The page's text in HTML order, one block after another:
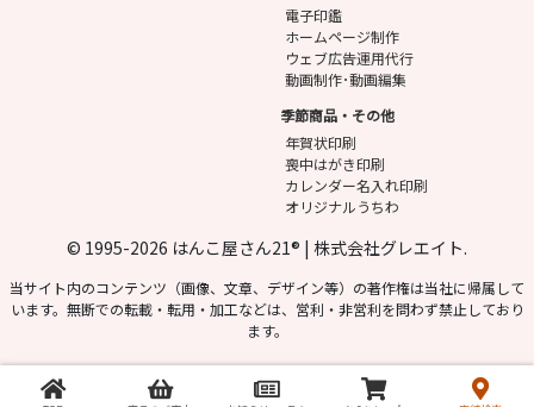
電子印鑑
ホームページ制作
ウェブ広告運用代行
動画制作･動画編集
季節商品・その他
年賀状印刷
喪中はがき印刷
カレンダー名入れ印刷
オリジナルうちわ
© 1995-2026 はんこ屋さん21® | 株式会社グレエイト.
当サイト内のコンテンツ（画像、文章、デザイン等）の著作権は当社に帰属して
います。無断での転載・転用・加工などは、営利・非営利を問わず禁止しており
ます。